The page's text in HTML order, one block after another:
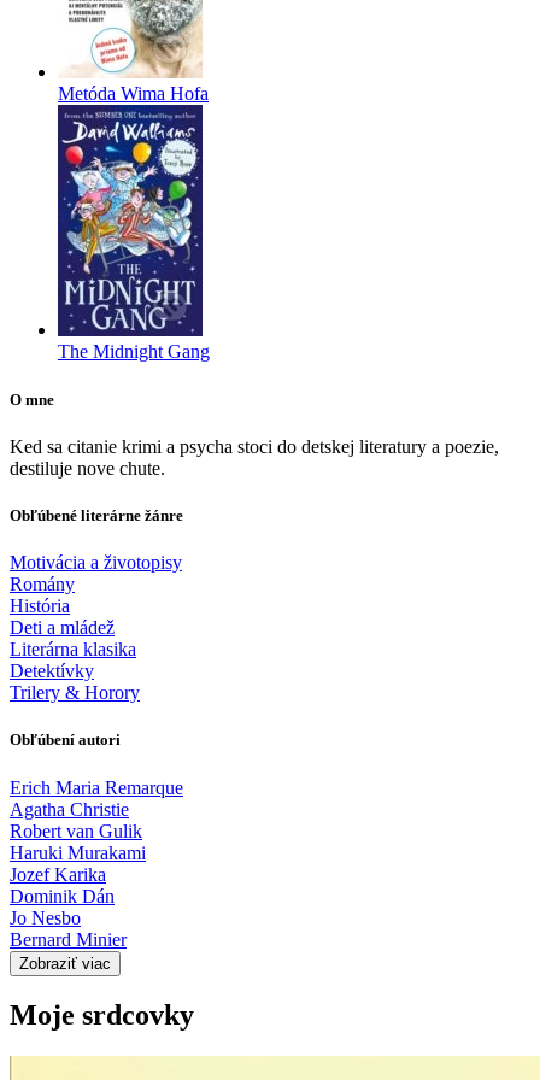
Metóda Wima Hofa
The Midnight Gang
O mne
Ked sa citanie krimi a psycha stoci do detskej literatury a poezie,
destiluje nove chute.
Obľúbené literárne žánre
Motivácia a životopisy
Romány
História
Deti a mládež
Literárna klasika
Detektívky
Trilery & Horory
Obľúbení autori
Erich Maria Remarque
Agatha Christie
Robert van Gulik
Haruki Murakami
Jozef Karika
Dominik Dán
Jo Nesbo
Bernard Minier
Zobraziť viac
Moje srdcovky